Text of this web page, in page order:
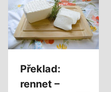
Překlad:
rennet –